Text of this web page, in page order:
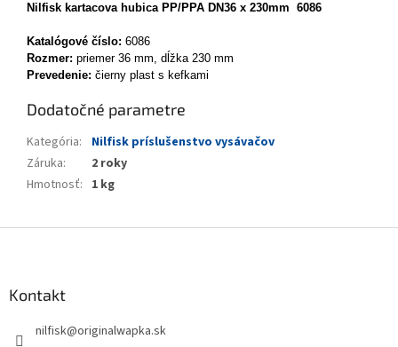
Nilfisk kartacova hubica PP/PPA DN36 x 230mm 6086
Katalógové číslo: 6086
Rozmer: priemer 36 mm, dĺžka 230 mm
Prevedenie: čierny plast s kefkami
Dodatočné parametre
Kategória:
Nilfisk príslušenstvo vysávačov
Záruka:
2 roky
Hmotnosť: 1 kg
Kontakt
nilfisk@originalwapka.sk